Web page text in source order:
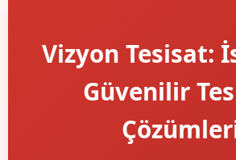
Vizyon Tesisat:
Güvenilir